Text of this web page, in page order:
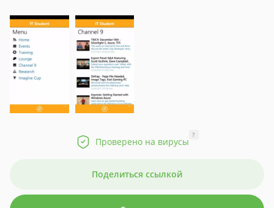
Проверено на вирусы
?
Поделиться ссылкой